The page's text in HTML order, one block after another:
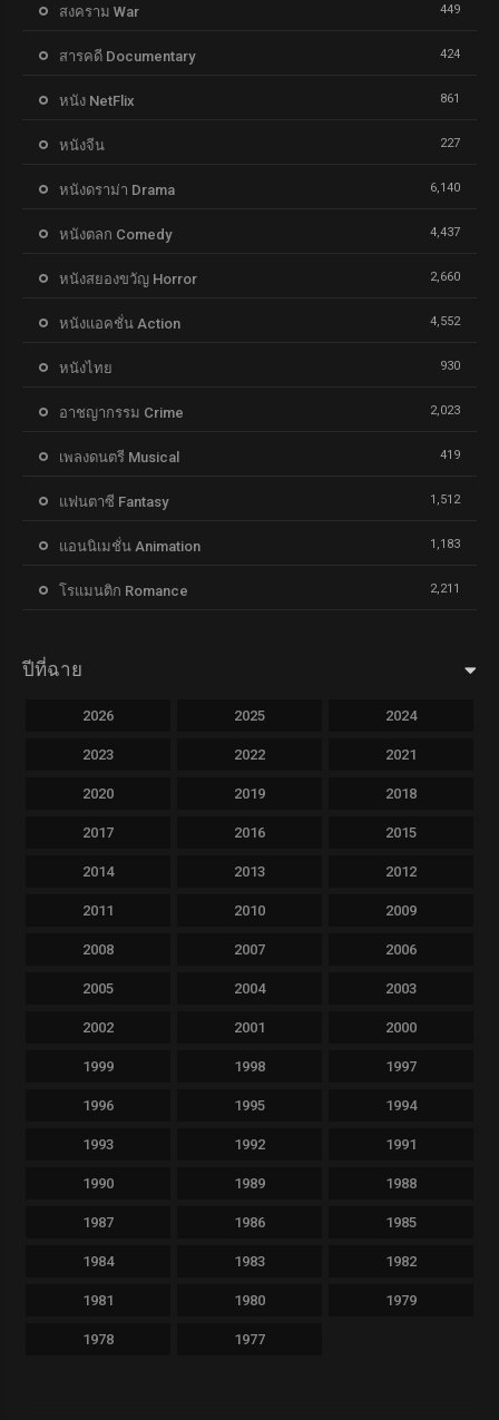
สงคราม War 449
สารคดี Documentary 424
หนัง NetFlix 861
หนังจีน 227
หนังดราม่า Drama 6,140
หนังตลก Comedy 4,437
หนังสยองขวัญ Horror 2,660
หนังแอคชั่น Action 4,552
หนังไทย 930
อาชญากรรม Crime 2,023
เพลงดนตรี Musical 419
แฟนตาซี Fantasy 1,512
แอนนิเมชั่น Animation 1,183
โรแมนติก Romance 2,211
ปีที่ฉาย
2026 2025 2024
2023 2022 2021
2020 2019 2018
2017 2016 2015
2014 2013 2012
2011 2010 2009
2008 2007 2006
2005 2004 2003
2002 2001 2000
1999 1998 1997
1996 1995 1994
1993 1992 1991
1990 1989 1988
1987 1986 1985
1984 1983 1982
1981 1980 1979
1978 1977